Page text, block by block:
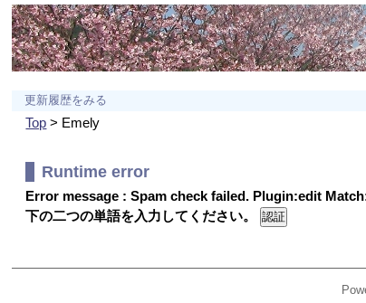
更新履歴をみる
Top > Emely
Runtime error
Error message : Spam check failed. Plugin:edit
下の二つの単語を入力してください。